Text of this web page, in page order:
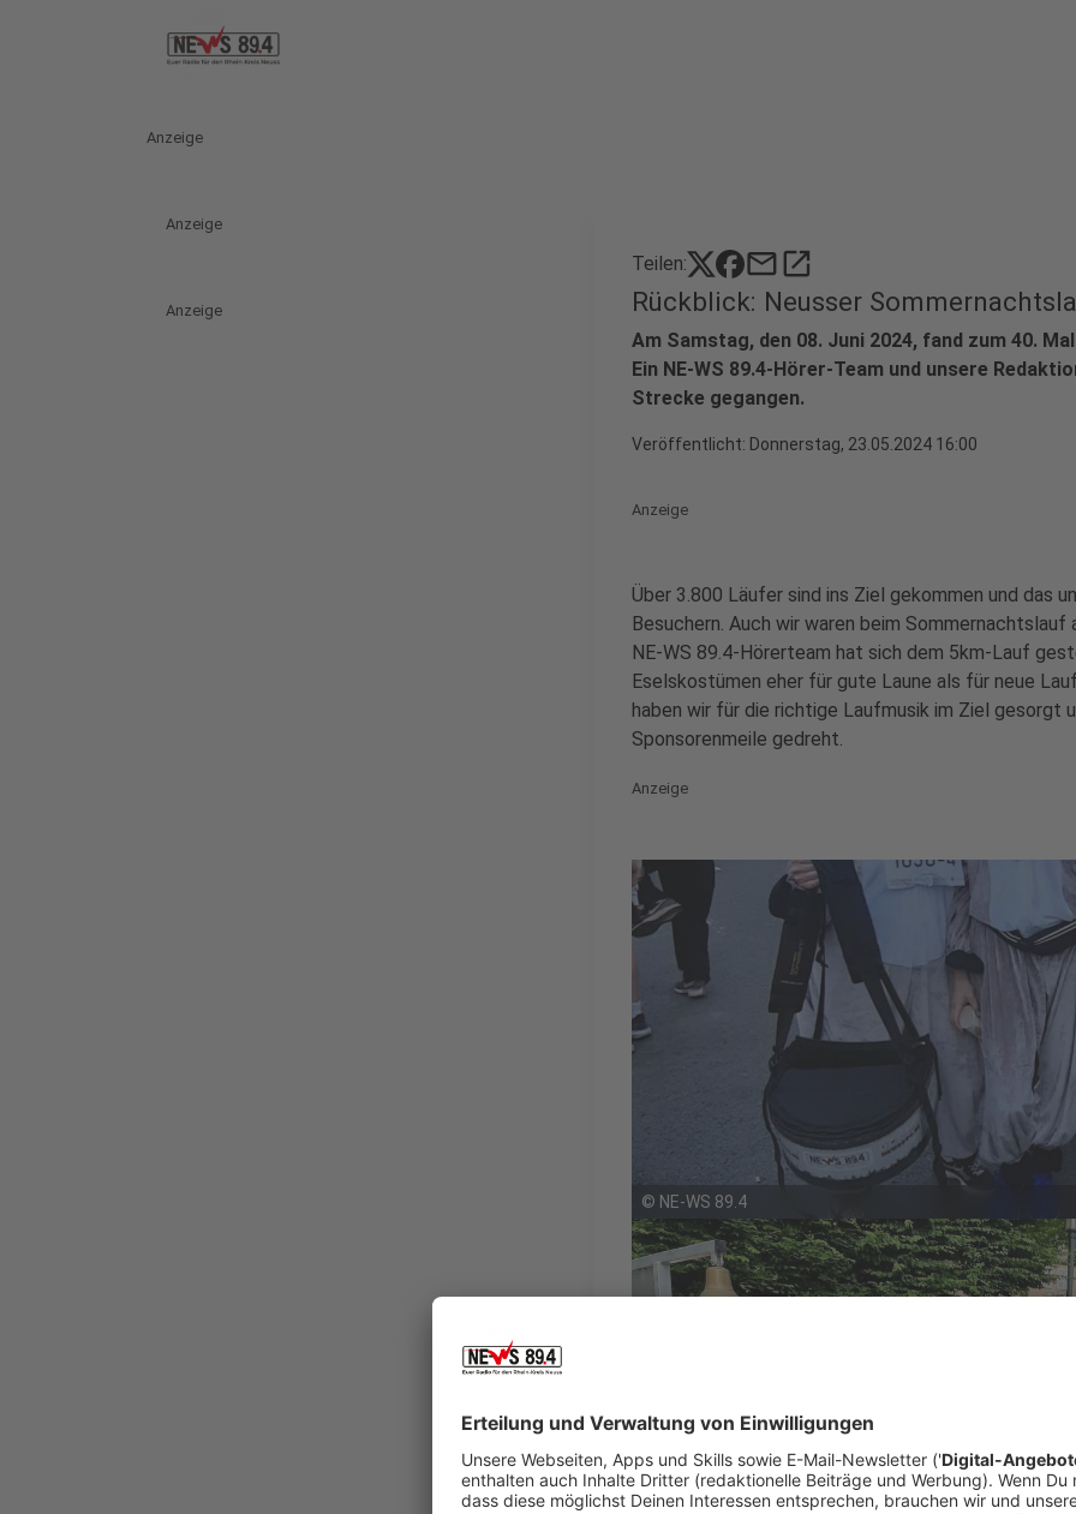
Anzeige
Anzeige
Anzeige
Teilen: mailopen_in_new
Rückblick: Neusser
Am Samstag, den 08. Juni 2024, fand zum 40.
Ein NE-WS 89.4-Hörer-Team und unsere
Strecke gegangen.
Veröffentlicht: Donnerstag, 23.05.2024 16:00
Anzeige
Über 3.800 Läufer sind ins Ziel gekommen und das
Besuchern. Auch wir waren beim
NE-WS 89.4-Hörerteam hat sich dem 5km-Lauf
Eselskostümen eher für gute Laune als für neue
haben wir für die richtige Laufmusik im Ziel gesorgt
Sponsorenmeile gedreht.
Anzeige
© NE-WS 89.4